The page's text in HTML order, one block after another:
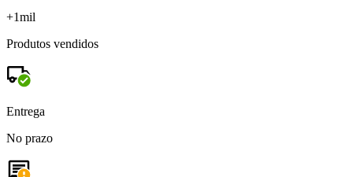
+1mil
Produtos vendidos
Entrega
No prazo